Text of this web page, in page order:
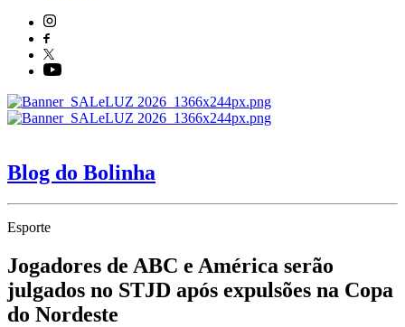
Blog do Bolinha
Esporte
Jogadores de ABC e América serão
julgados no STJD após expulsões na Copa
do Nordeste